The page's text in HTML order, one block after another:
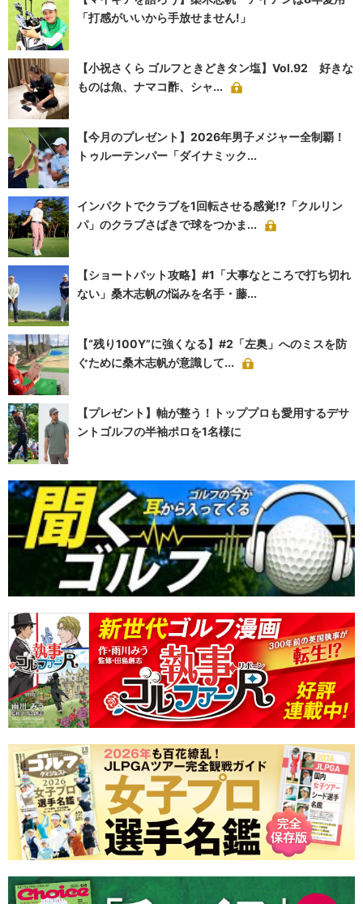
「打感がいいから手放せません!」
【小祝さくら ゴルフときどきタン塩】Vol.92 好きな
ものは魚、ナマコ酢、シャ...
【今月のプレゼント】2026年男子メジャー全制覇！
トゥルーテンパー「ダイナミック...
インパクトでクラブを1回転させる感覚!?「クルリン
パ」のクラブさばきで球をつかま...
【ショートパット攻略】#1「大事なところで打ち切れ
ない」桑木志帆の悩みを名手・藤...
【“残り100Y”に強くなる】#2「左奥」へのミスを防
ぐために桑木志帆が意識して...
【プレゼント】軸が整う！トッププロも愛用するデサ
ントゴルフの半袖ポロを1名様に